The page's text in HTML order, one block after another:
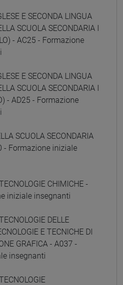
E SECONDA LINGUA
SCUOLA SECONDARIA I
- AC25 - Formazione
E SECONDA LINGUA
SCUOLA SECONDARIA I
- AD25 - Formazione
SCUOLA SECONDARIA
- Formazione iniziale
CHIMICHE -
iniziale insegnanti
DELLE
E TECNICHE DI
GRAFICA - A037 -
insegnanti